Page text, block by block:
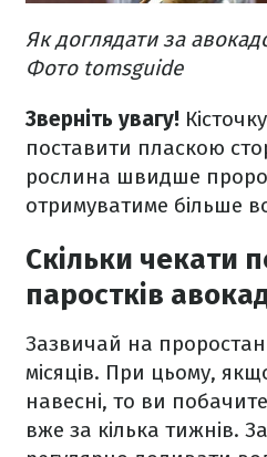
Як доглядати за
Фото tomsguide
Зверніть увагу!
поставити пласкою
рослина швидше
отримуватиме більше
Скільки чекати
паростків
Зазвичай на
місяців. При цьому,
навесні, то ви
вже за кілька тижнів.